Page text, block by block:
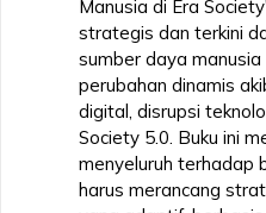
Manusia di Era
strategis dan terkini
sumber daya
perubahan dinamis
digital, disrupsi
Society 5.0. Buku ini
menyeluruh terhadap
harus merancang